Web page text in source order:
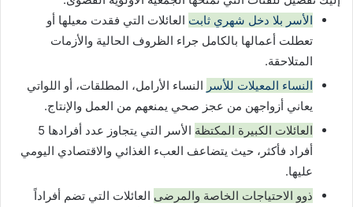
الأسر بلا دخل شهري ثابت العائلات التي فقدت معيلها أو
تعطلت أعمالها بالكامل جراء الظروف الحالية والأزمات
المتلاحقة.
النساء المعيلات للأسر النساء الأرامل، المطلقات، أو اللواتي
يعاني أزواجهن من عجز صحي يمنعهم من العمل والإنتاج.
العائلات الكبيرة المكتظة
الأسر التي يتجاوز عدد أفرادها 5
أفراد فأكثر، حيث يتضاعف العبء الغذائي والاقتصادي اليومي
عليها.
ذوو الاحتياجات الخاصة والمرضى العائلات التي تضم أفراداً